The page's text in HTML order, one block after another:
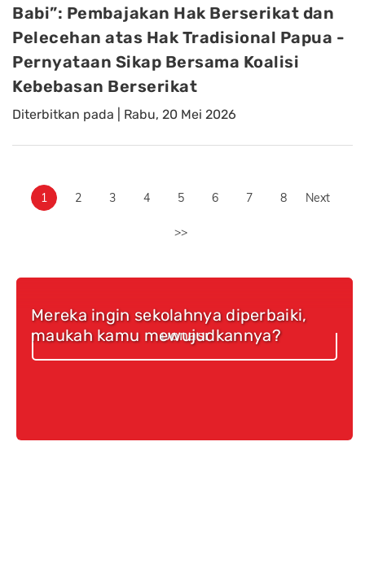
Babi”: Pembajakan Hak Berserikat dan
Pelecehan atas Hak Tradisional Papua -
Pernyataan Sikap Bersama Koalisi
Kebebasan Berserikat
Diterbitkan pada | Rabu, 20 Mei 2026
1 2 3 4 5 6 7 8 Next
>>
Mereka ingin sekolahnya diperbaiki,
maukah kamu mewujudkannya?
Donasi